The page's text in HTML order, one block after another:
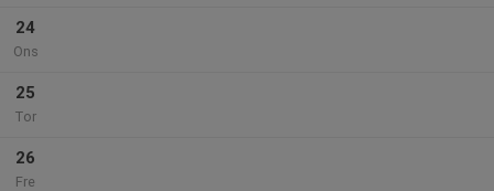
24
Ons
25
Tor
26
Fre